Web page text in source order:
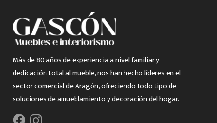
Más de 80 años de experiencia a nivel familiar y
dedicación total al mueble, nos han hecho líderes en el
sector comercial de Aragón, ofreciendo todo tipo de
soluciones de amueblamiento y decoración del hogar.